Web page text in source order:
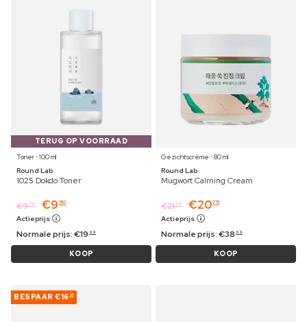
TERUG OP VOORRAAD
Toner ⋅ 100 ml
Round Lab
1025 Dokdo Toner
€979 €9 50
Actieprijs
Normale prijs:€19 99
KOOP
Gezichtscrème ⋅ 80 ml
Round Lab
Mugwort Calming Cream
€2139 €2075
Actieprijs
Normale prijs:€38 69
KOOP
BESPAAR €16 31